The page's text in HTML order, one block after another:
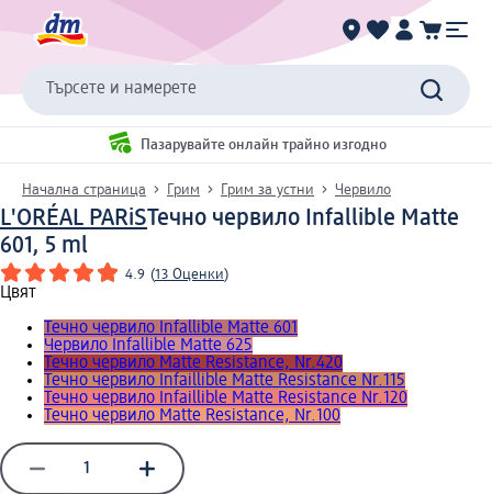
Търсете и намерете
Пазарувайте онлайн трайно изгодно
Начална страница Грим Грим за устни Червило
L'ORÉAL PARiSТечно червило Infallible Matte
601, 5 ml
4.9 (13 Оценки)
Цвят
Течно червило Infallible Matte 601
Червило Infallible Matte 625
Течно червило Matte Resistance, Nr.420
Течно червило Infaillible Matte Resistance Nr.115
Течно червило Infaillible Matte Resistance Nr.120
Течно червило Matte Resistance, Nr.100